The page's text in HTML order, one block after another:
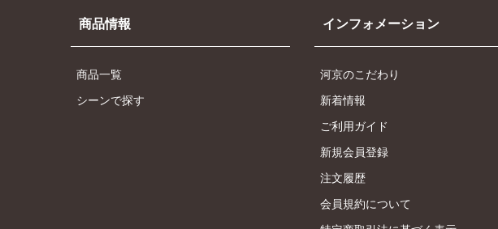
商品情報
商品一覧
シーンで探す
インフォメーション
河京のこだわり
新着情報
ご利用ガイド
新規会員登録
注文履歴
会員規約について